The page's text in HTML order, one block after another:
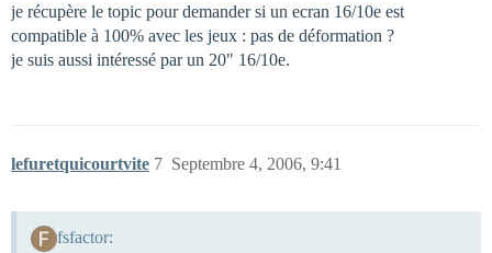
je récupère le topic pour demander si un ecran 16/10e est
compatible à 100% avec les jeux : pas de déformation ?
je suis aussi intéressé par un 20" 16/10e.
lefuretquicourtvite Septembre 4, 2006, 9:41
7
fsfactor: